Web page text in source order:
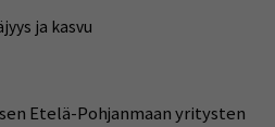
ja kasvu
Etelä-Pohjanmaan yritysten